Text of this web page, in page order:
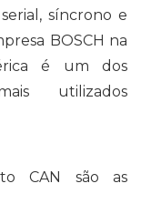
síncrono e
BOSCH na
é um dos
utilizados
CAN são as